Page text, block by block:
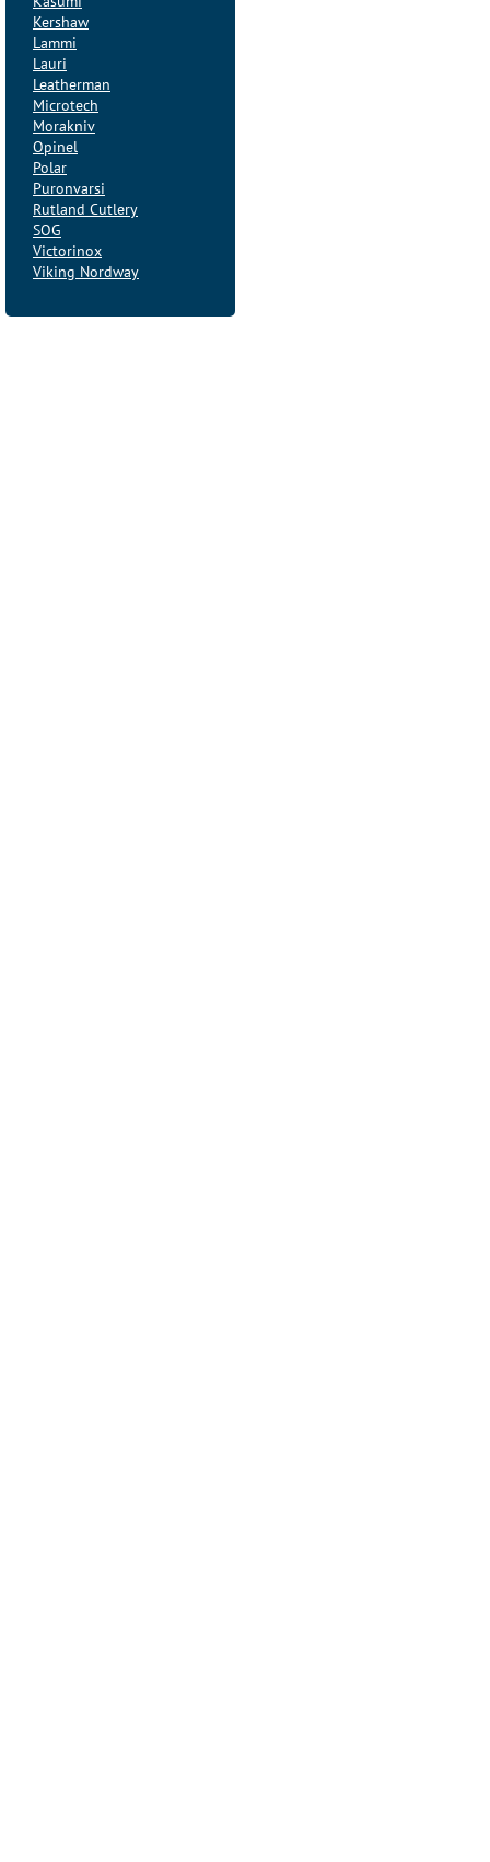
Kershaw
Lammi
Lauri
Leatherman
Microtech
Morakniv
Opinel
Polar
Puronvarsi
Rutland Cutlery
SOG
Victorinox
Viking Nordway